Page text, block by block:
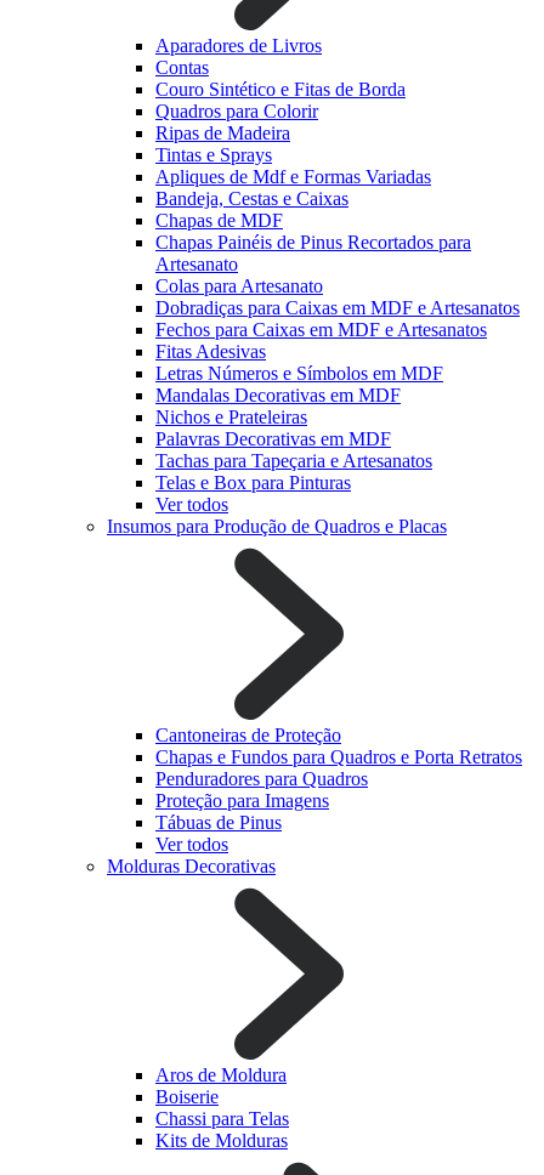
Aparadores de Livros
Contas
Couro Sintético e Fitas de Borda
Quadros para Colorir
Ripas de Madeira
Tintas e Sprays
Apliques de Mdf e Formas Variadas
Bandeja, Cestas e Caixas
Chapas de MDF
Chapas Painéis de Pinus Recortados para
Artesanato
Colas para Artesanato
Dobradiças para Caixas em MDF e Artesanatos
Fechos para Caixas em MDF e Artesanatos
Fitas Adesivas
Letras Números e Símbolos em MDF
Mandalas Decorativas em MDF
Nichos e Prateleiras
Palavras Decorativas em MDF
Tachas para Tapeçaria e Artesanatos
Telas e Box para Pinturas
Ver todos
Insumos para Produção de Quadros e Placas
Cantoneiras de Proteção
Chapas e Fundos para Quadros e Porta Retratos
Penduradores para Quadros
Proteção para Imagens
Tábuas de Pinus
Ver todos
Molduras Decorativas
Aros de Moldura
Boiserie
Chassi para Telas
Kits de Molduras